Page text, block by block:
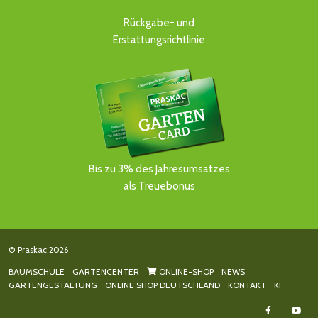
Rückgabe- und
Erstattungsrichtlinie
Bis zu 3% des Jahresumsatzes
als Treuebonus
© Praskac 2026
BAUMSCHULE GARTENCENTER ONLINE-SHOP
NEWS
GARTENGESTALTUNG
ONLINE SHOP DEUTSCHLAND KONTAKT KI